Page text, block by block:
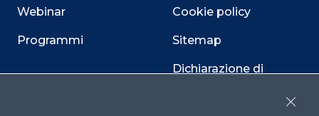
Webinar
Programmi
Cookie policy
Sitemap
Dichiarazione di